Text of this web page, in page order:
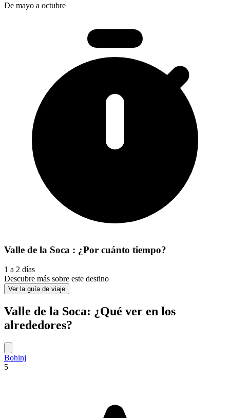
De mayo a octubre
Valle de la Soca : ¿Por cuánto tiempo?
1 a 2 días
Descubre más sobre este destino
Ver la guía de viaje
Valle de la Soca: ¿Qué ver en los
alrededores?
Bohinj
5